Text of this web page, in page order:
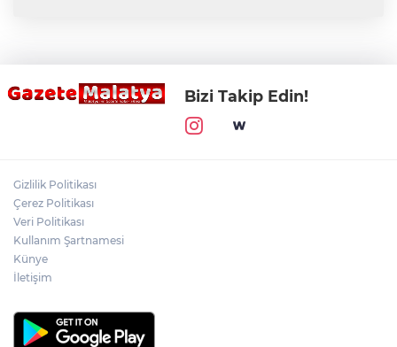
Bizi Takip Edin!
Gizlilik Politikası
Çerez Politikası
Veri Politikası
Kullanım Şartnamesi
Künye
İletişim